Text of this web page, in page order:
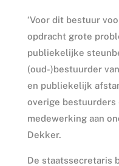
‘Voor dit bestuur
opdracht grote
publiekelijke
(oud-)bestuurder
en publiekelijk
overige bestuurders
medewerking aan
Dekker.
De staatssecretaris